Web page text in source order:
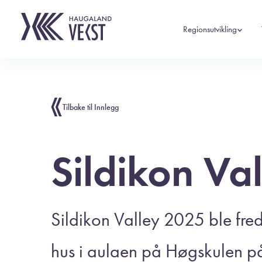
Regionsutvikling
Tilbake til Innlegg
Sildikon
Sildikon Valley 2025 ble
hus i aulaen på Høgskulen